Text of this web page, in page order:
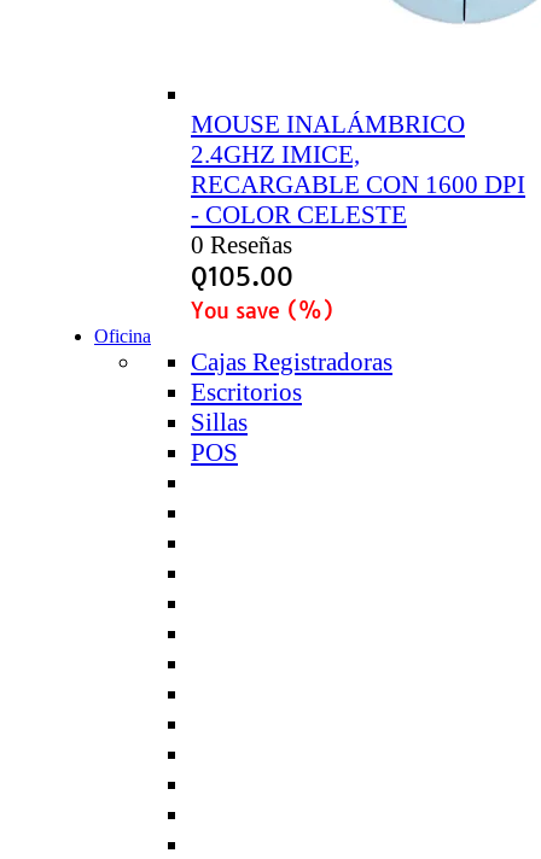
MOUSE INALÁMBRICO
2.4GHZ IMICE,
RECARGABLE CON 1600 DPI
- COLOR CELESTE
0 Reseñas
Q105.00
You save (%)
Oficina
Cajas Registradoras
Escritorios
Sillas
POS